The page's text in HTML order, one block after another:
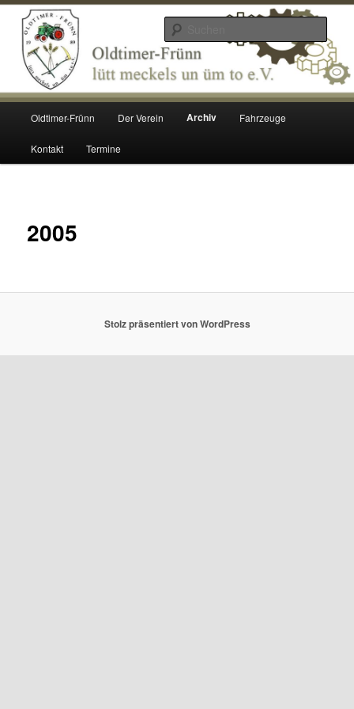
Zum
Inhalt
wechseln
Oldtimer Frünn
lütt meckels un üm to e.V.
Oldtimer-Frünn Der Verein Archiv Fahrzeuge
Kontakt Termine
2005
Stolz präsentiert von WordPress